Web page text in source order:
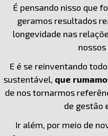
É pensando nisso que
geramos resultados
longevidade nas
E é se reinventando
sustentável, que
de nos tornarmos
de gestão
Ir além, por meio de